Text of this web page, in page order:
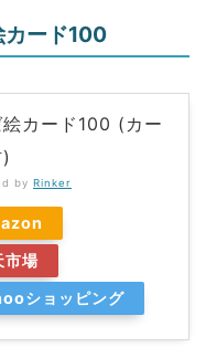
カード100
絵カード100 (カー
by Rinker
市場
ショッピング